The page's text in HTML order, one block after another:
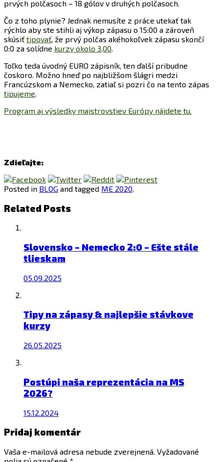
prvých polčasoch – 18 gólov v druhých polčasoch.
Čo z toho plynie? Jednak nemusíte z práce utekať tak
rýchlo aby ste stihli aj výkop zápasu o 15:00 a zároveň
skúsiť tipovať, že prvý polčas akéhokoľvek zápasu skončí
0:0 za solídne kurzy okolo 3,00.
Toľko teda úvodný EURO zápisník, ten ďalší pribudne
čoskoro. Možno hneď po najbližšom šlágri medzi
Francúzskom a Nemecko, zatiaľ si pozri čo na tento zápas
tipujeme.
Program aj výsledky majstrovstiev Európy nájdete tu.
Zdieľajte:
Posted in BLOG and tagged ME 2020.
Related Posts
Slovensko – Nemecko 2:0 – Ešte stále
tlieskam
05.09.2025
Tipy na zápasy & najlepšie stávkove
kurzy
26.05.2025
Postúpi naša reprezentácia na MS
2026?
15.12.2024
Pridaj komentár
Vaša e-mailová adresa nebude zverejnená. Vyžadované